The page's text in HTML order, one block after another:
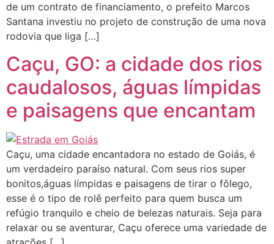
de um contrato de financiamento, o prefeito Marcos
Santana investiu no projeto de construção de uma nova
rodovia que liga […]
Caçu, GO: a cidade dos rios
caudalosos, águas límpidas
e paisagens que encantam
Caçu, uma cidade encantadora no estado de Goiás, é
um verdadeiro paraíso natural. Com seus rios super
bonitos,águas límpidas e paisagens de tirar o fôlego,
esse é o tipo de rolê perfeito para quem busca um
refúgio tranquilo e cheio de belezas naturais. Seja para
relaxar ou se aventurar, Caçu oferece uma variedade de